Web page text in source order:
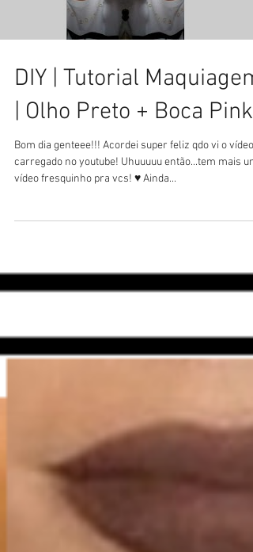
DIY | Tutorial Maquiagem
| Olho Preto + Boca Pink
Bom dia genteee!!! Acordei super feliz qdo vi o vídeo
carregado no youtube! Uhuuuuu então...tem mais um
vídeo fresquinho pra vcs! ♥ Ainda...